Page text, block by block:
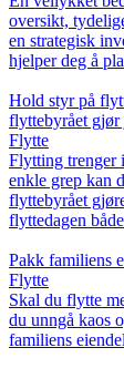
oversikt,
en strategisk
hjelper deg å
Hold styr på
flyttebyrået gjør
Flytte
Flytting trenger
enkle grep kan
flyttebyrået
flyttedagen
Pakk familiens
Flytte
Skal du flytte
du unngå kaos
familiens